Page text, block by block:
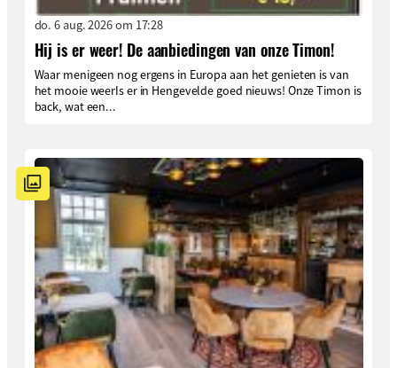
do. 6 aug. 2026 om 17:28
Hij is er weer! De aanbiedingen van onze Timon!
Waar menigeen nog ergens in Europa aan het genieten is van
het mooie weerIs er in Hengevelde goed nieuws! Onze Timon is
back, wat een...